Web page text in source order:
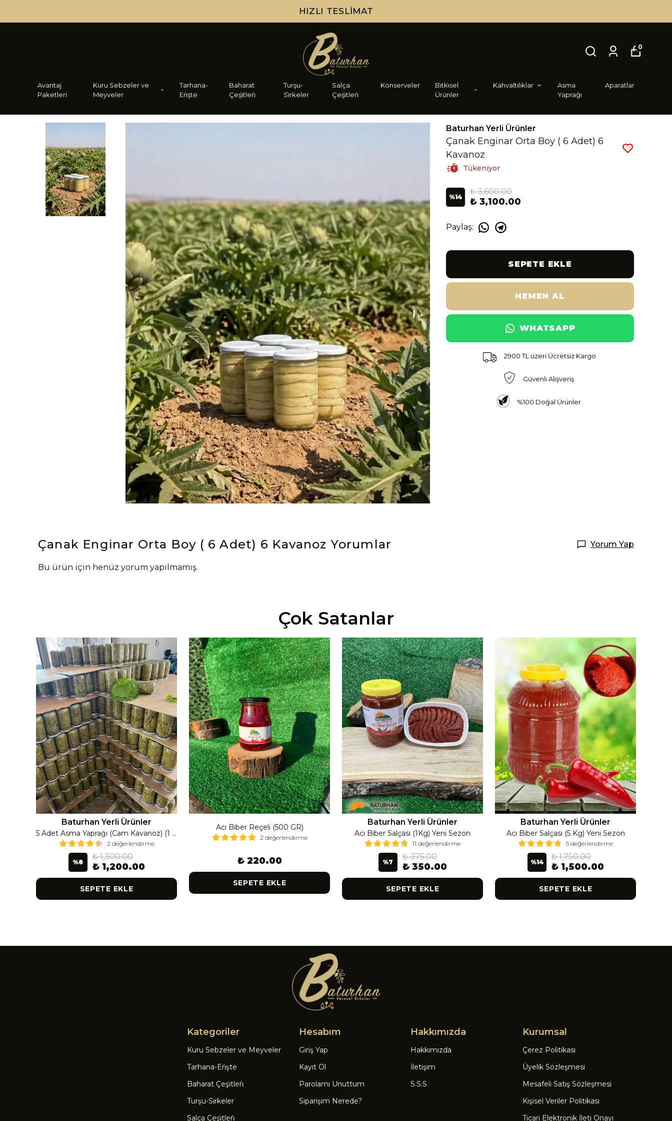
HIZLI TESLIMAT
Avantaj
Paketleri
Kuru Sebzeler ve
Meyveler
Tarhana-
Eri̇şte
Baharat
Çeşi̇tleri̇
Turşu-
Si̇rkeler
Salça
Çeşi̇tleri̇
Konserveler
Bi̇tki̇sel
Ürünler
Kahvaltılıklar
Asma
Yaprağı
Aparatlar
0
Baturhan Yerli Ürünler
Çanak Enginar Orta Boy ( 6 Adet) 6
Kavanoz
Tükeniyor
%14
₺ 3,600.00
₺ 3,100.00
Paylaş:
SEPETE EKLE
HEMEN AL
WHATSAPP
2900 TL üzeri Ücretsiz Kargo
Güvenli Alışveriş
%100 Doğal Ürünler
Çanak Enginar Orta Boy ( 6 Adet) 6 Kavanoz Yorumlar Yorum Yap
Bu ürün için henüz yorum yapılmamış.
Çok Satanlar
Baturhan Yerli Ürünler
5 Adet Asma Yaprağı (Cam Kavanoz) (1 Lt Cam Kavanoz 350-400 Gr) 350 G
2 değerlendirme
%8
₺ 1,300.00
₺ 1,200.00
SEPETE EKLE
Acı Biber Reçeli (500 GR)
2 değerlendirme
₺ 220.00
SEPETE EKLE
Baturhan Yerli Ürünler
Acı Biber Salçası (1Kg) Yeni Sezon
11 değerlendirme
%7
₺ 375.00
₺ 350.00
SEPETE EKLE
Baturhan Yerli Ürünler
Acı Biber Salçası (5 Kg) Yeni Sezon
5 değerlendirme
%14
₺ 1,750.00
₺ 1,500.00
SEPETE EKLE
Kategoriler
Kuru Sebzeler ve Meyveler
Tarhana-Eri̇şte
Baharat Çeşi̇tleri̇
Turşu-Si̇rkeler
Salça Çeşi̇tleri̇
Hesabım
Giriş Yap
Kayıt Ol
Parolamı Unuttum
Siparişim Nerede?
Hakkımızda
Hakkımızda
İletişim
S.S.S
Kurumsal
Çerez Politikası
Üyelik Sözleşmesi
Mesafeli Satış Sözleşmesi
Kişisel Veriler Politikası
Ticari Elektronik İleti Onayı